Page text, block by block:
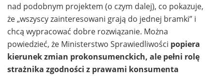
nad podobnym projektem (o czym dalej), co pokazuje,
że „wszyscy zainteresowani grają do jednej bramki” i
chcą wypracować dobre rozwiązanie. Można
powiedzieć, że Ministerstwo Sprawiedliwości popiera
kierunek zmian prokonsumenckich, ale pełni rolę
strażnika zgodności z prawami konsumenta